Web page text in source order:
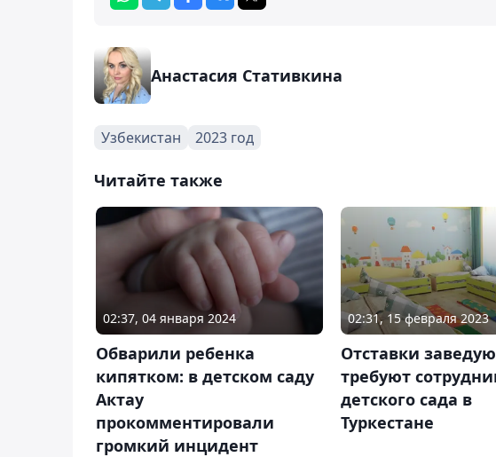
Анастасия Стативкина
Узбекистан 2023 год
Читайте также
02:37, 04 января 2024
Обварили ребенка
кипятком: в детском саду
Актау
прокомментировали
громкий инцидент
02:31, 15 февраля 2023
Отставки
требуют
детского сада в
Туркестане